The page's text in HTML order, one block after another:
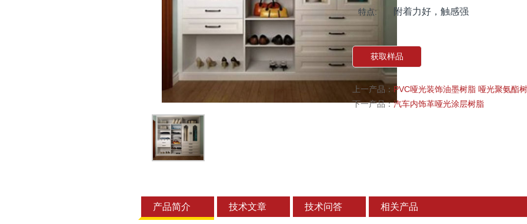
特点: 附着力好，触感强
获取样品
上一产品： PVC哑光装饰油墨树脂 哑光聚氨酯
下一产品：汽车内饰革哑光涂层树脂
产品简介 技术文章 技术问答 相关产品